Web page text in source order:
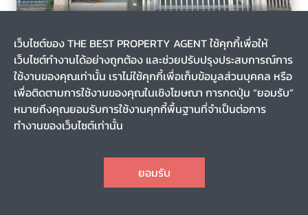
รหัส T-124011
ขายทาวน์เฮ้าส์ หมู่บ้านพฤกษา 45 บางใหญ่ นนทบุรี
0-0-16.0
-
2
3
1,450,000
เว็บไซต์ของ THE BEST PROPERTY AGENT ใช้คุกกี้เพื่อให้
เว็บไซต์ทำงานได้อย่างถูกต้อง และช่วยปรับปรุงประสบการณ์การ
ใช้งานของคุณเท่านั้น เราไม่ใช้คุกกี้เพื่อเก็บข้อมูลส่วนบุคคล หรือ
เพื่อติดตามการใช้งานของคุณในเชิงโฆษณา การกดปุ่ม “ยอมรับ”
หมายถึงคุณยอมรับการใช้งานคุกกี้พื้นฐานที่จำเป็นต่อการ
ทำงานของเว็บไซต์เท่านั้น
ยอมรับ